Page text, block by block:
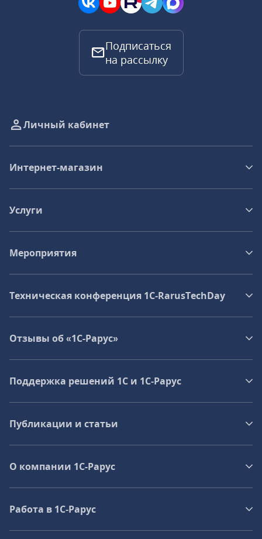
Подписаться
на рассылку
Личный кабинет
Интернет-магазин
Услуги
Мероприятия
Техническая конференция 1C‑RarusTechDay
Отзывы об «1С-Рарус»
Поддержка решений 1С и 1С‑Рарус
Публикации и статьи
О компании 1C-Рарус
Работа в 1С‑Рарус